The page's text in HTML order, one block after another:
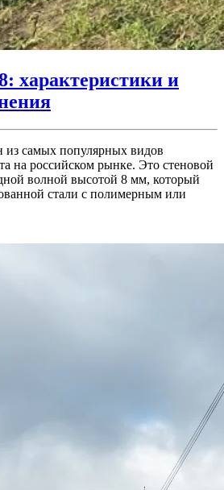
характеристики и
самых популярных видов
на российском рынке. Это стеновой
волной высотой 8 мм, который
стали с полимерным или